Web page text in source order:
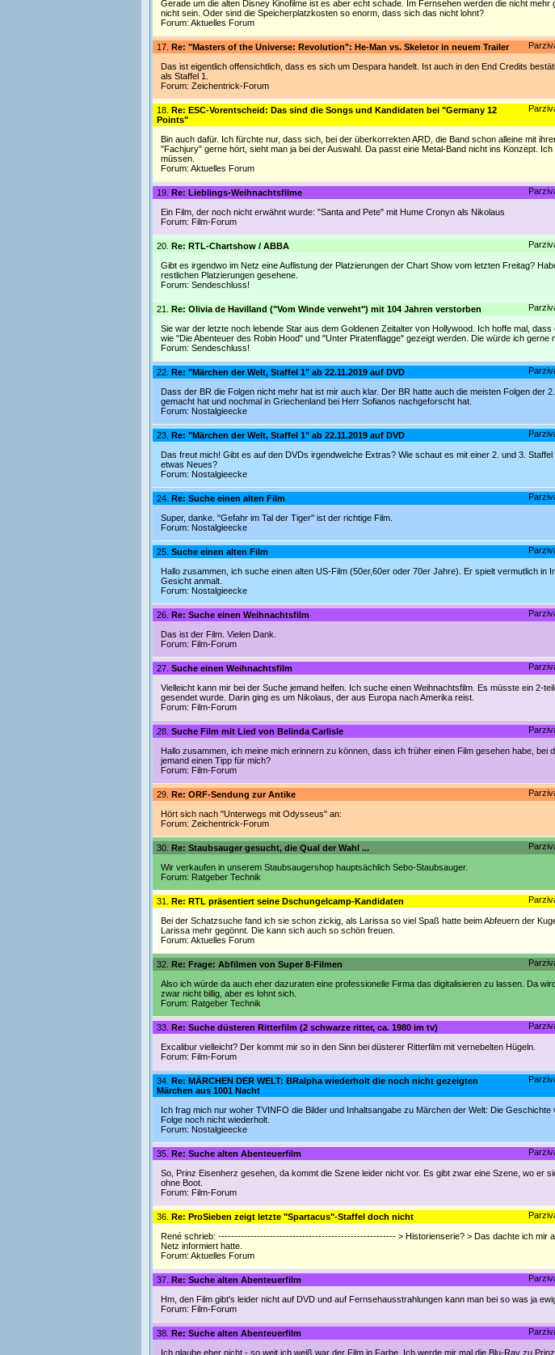
Gerade um die alten Disney Kinofilme ist es aber echt schade. Im Fernsehen werden die nicht
nicht sein. Oder sind die Speicherplatzkosten so enorm, dass sich das nicht lohnt?
Forum: Aktuelles Forum
17. Re: "Masters of the Universe: Revolution": He-Man vs. Skeletor in neuem Trailer
Das ist eigentlich offensichtlich, dass es sich um Despara handelt. Ist auch in den End Credits
als Staffel 1.
Forum: Zeichentrick-Forum
18. Re: ESC-Vorentscheid: Das sind die Songs und Kandidaten bei "Germany 12
Points"
Bin auch dafür. Ich fürchte nur, dass sich, bei der überkorrekten ARD, die Band schon alleine mit
"Fachjury" gerne hört, sieht man ja bei der Auswahl. Da passt eine Metal-Band nicht ins Konzept.
müssen.
Forum: Aktuelles Forum
19. Re: Lieblings-Weihnachtsfilme
Ein Film, der noch nicht erwähnt wurde: "Santa and Pete" mit Hume Cronyn als Nikolaus
Forum: Film-Forum
20. Re: RTL-Chartshow / ABBA
Gibt es irgendwo im Netz eine Auflistung der Platzierungen der Chart Show vom letzten Freitag?
restlichen Platzierungen gesehene.
Forum: Sendeschluss!
21. Re: Olivia de Havilland ("Vom Winde verweht") mit 104 Jahren verstorben
Sie war der letzte noch lebende Star aus dem Goldenen Zeitalter von Hollywood. Ich hoffe mal,
wie "Die Abenteuer des Robin Hood" und "Unter Piratenflagge" gezeigt werden. Die würde ich gerne
Forum: Sendeschluss!
22. Re: "Märchen der Welt, Staffel 1" ab 22.11.2019 auf DVD
Dass der BR die Folgen nicht mehr hat ist mir auch klar. Der BR hatte auch die meisten Folgen der
gemacht hat und nochmal in Griechenland bei Herr Sofianos nachgeforscht hat.
Forum: Nostalgieecke
23. Re: "Märchen der Welt, Staffel 1" ab 22.11.2019 auf DVD
Das freut mich! Gibt es auf den DVDs irgendwelche Extras? Wie schaut es mit einer 2. und 3.
etwas Neues?
Forum: Nostalgieecke
24. Re: Suche einen alten Film
Super, danke. "Gefahr im Tal der Tiger" ist der richtige Film.
Forum: Nostalgieecke
25. Suche einen alten Film
Hallo zusammen, ich suche einen alten US-Film (50er,60er oder 70er Jahre). Er spielt vermutlich in
Gesicht anmalt.
Forum: Nostalgieecke
26. Re: Suche einen Weihnachtsfilm
Das ist der Film. Vielen Dank.
Forum: Film-Forum
27. Suche einen Weihnachtsfilm
Vielleicht kann mir bei der Suche jemand helfen. Ich suche einen Weihnachtsfilm. Es müsste ein 2-
gesendet wurde. Darin ging es um Nikolaus, der aus Europa nach Amerika reist.
Forum: Film-Forum
28. Suche Film mit Lied von Belinda Carlisle
Hallo zusammen, ich meine mich erinnern zu können, dass ich früher einen Film gesehen habe, bei
jemand einen Tipp für mich?
Forum: Film-Forum
29. Re: ORF-Sendung zur Antike
Hört sich nach "Unterwegs mit Odysseus" an:
Forum: Zeichentrick-Forum
30. Re: Staubsauger gesucht, die Qual der Wahl ...
Wir verkaufen in unserem Staubsaugershop hauptsächlich Sebo-Staubsauger.
Forum: Ratgeber Technik
31. Re: RTL präsentiert seine Dschungelcamp-Kandidaten
Bei der Schatzsuche fand ich sie schon zickig, als Larissa so viel Spaß hatte beim Abfeuern der
Larissa mehr gegönnt. Die kann sich auch so schön freuen.
Forum: Aktuelles Forum
32. Re: Frage: Abfilmen von Super 8-Filmen
Also ich würde da auch eher dazuraten eine professionelle Firma das digitalisieren zu lassen. Da
zwar nicht billig, aber es lohnt sich.
Forum: Ratgeber Technik
33. Re: Suche düsteren Ritterfilm (2 schwarze ritter, ca. 1980 im tv)
Excalibur vielleicht? Der kommt mir so in den Sinn bei düsterer Ritterfilm mit vernebelten Hügeln.
Forum: Film-Forum
34. Re: MÄRCHEN DER WELT: BRalpha wiederholt die noch nicht gezeigten
Märchen aus 1001 Nacht
Ich frag mich nur woher TVINFO die Bilder und Inhaltsangabe zu Märchen der Welt: Die
Folge noch nicht wiederholt.
Forum: Nostalgieecke
35. Re: Suche alten Abenteuerfilm
So, Prinz Eisenherz gesehen, da kommt die Szene leider nicht vor. Es gibt zwar eine Szene, wo er
ohne Boot.
Forum: Film-Forum
36. Re: ProSieben zeigt letzte "Spartacus"-Staffel doch nicht
René schrieb: ------------------------------------------------------- > Historienserie? > Das dachte ich mir
Netz informiert hatte.
Forum: Aktuelles Forum
37. Re: Suche alten Abenteuerfilm
Hm, den Film gibt's leider nicht auf DVD und auf Fernsehausstrahlungen kann man bei so was ja
Forum: Film-Forum
38. Re: Suche alten Abenteuerfilm
Ich glaube eher nicht - so weit ich weiß war der Film in Farbe. Ich werde mir mal die Blu-Ray zu